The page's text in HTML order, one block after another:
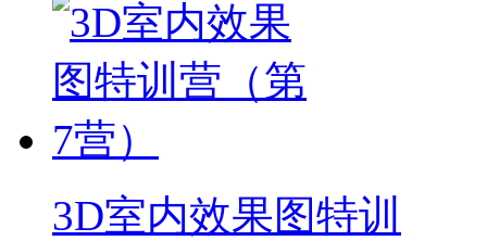
3D室内效果图特训